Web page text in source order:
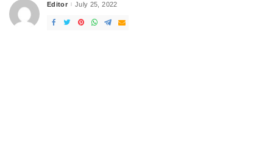
Posted
Editor July 25, 2022